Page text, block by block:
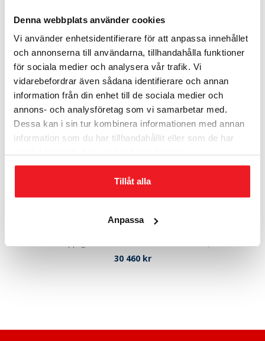
Denna webbplats använder cookies
Vi använder enhetsidentifierare för att anpassa innehållet
och annonserna till användarna, tillhandahålla funktioner
för sociala medier och analysera vår trafik. Vi
vidarebefordrar även sådana identifierare och annan
information från din enhet till de sociala medier och
annons- och analysföretag som vi samarbetar med.
Dessa kan i sin tur kombinera informationen med annan
information som du har tillhandahållit eller som de har
Tillåt alla
Anpassa
Relaterade produkter
30 460 kr